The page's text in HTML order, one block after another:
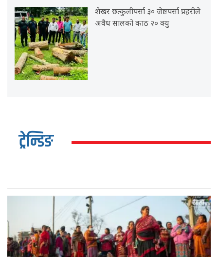
शेखर छत्कुलीपर्सा ३० जेष्ठपर्सा प्रहरीले
अवैध सालको काठ २० क्यु
ट्रेन्डिङ